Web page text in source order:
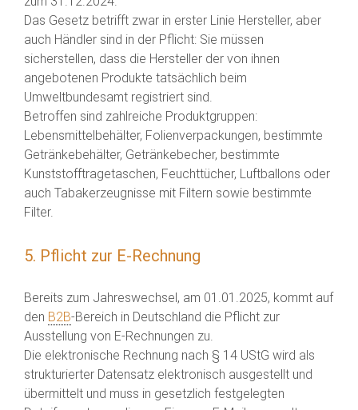
Das Gesetz betrifft zwar in erster Linie Hersteller, aber
auch Händler sind in der Pflicht: Sie müssen
sicherstellen, dass die Hersteller der von ihnen
angebotenen Produkte tatsächlich beim
Umweltbundesamt registriert sind.
Betroffen sind zahlreiche Produktgruppen:
Lebensmittelbehälter, Folienverpackungen, bestimmte
Getränkebehälter, Getränkebecher, bestimmte
Kunststofftragetaschen, Feuchttücher, Luftballons oder
auch Tabakerzeugnisse mit Filtern sowie bestimmte
Filter.
5. Pflicht zur E-Rechnung
Bereits zum Jahreswechsel, am 01.01.2025, kommt auf
den B2B-Bereich in Deutschland die Pflicht zur
Ausstellung von E-Rechnungen zu.
Die elektronische Rechnung nach § 14 UStG wird als
strukturierter Datensatz elektronisch ausgestellt und
übermittelt und muss in gesetzlich festgelegten